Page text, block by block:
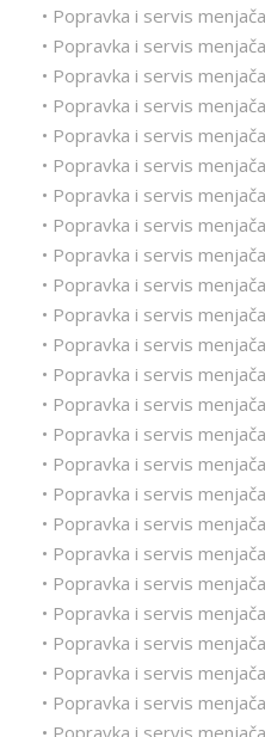
• Popravka i servis
• Popravka i servis
• Popravka i servis
• Popravka i servis
• Popravka i servis
• Popravka i servis
• Popravka i servis
• Popravka i servis
• Popravka i servis
• Popravka i servis
• Popravka i servis
• Popravka i servis
• Popravka i servis
• Popravka i servis
• Popravka i servis
• Popravka i servis
• Popravka i servis
• Popravka i servis
• Popravka i servis
• Popravka i servis
• Popravka i servis
• Popravka i servis
• Popravka i servis
• Popravka i servis